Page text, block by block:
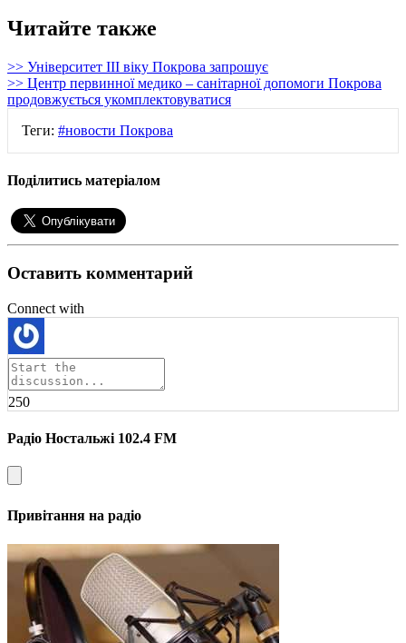
Читайте также
>> Університет ІІІ віку Покрова запрошує
>> Центр первинної медико – санітарної допомоги Покрова
продовжується укомплектовуватися
Теги: #новости Покрова
Поділитись матеріалом
Оставить комментарий
Connect with
250
Радіо Ностальжі 102.4 FM
Привітання на радіо